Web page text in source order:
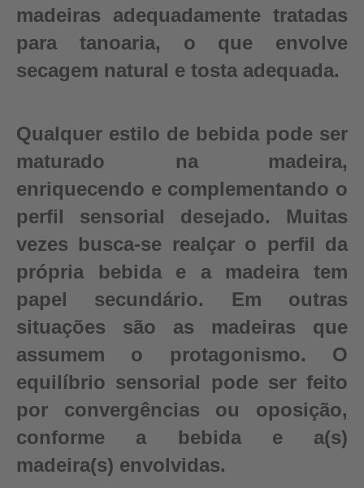
madeiras adequadamente tratadas
para tanoaria, o que envolve
secagem natural e tosta adequada.
Qualquer estilo de bebida pode ser
maturado na madeira,
enriquecendo e complementando o
perfil sensorial desejado. Muitas
vezes busca-se realçar o perfil da
própria bebida e a madeira tem
papel secundário. Em outras
situações são as madeiras que
assumem o protagonismo. O
equilíbrio sensorial pode ser feito
por convergências ou oposição,
conforme a bebida e a(s)
madeira(s) envolvidas.